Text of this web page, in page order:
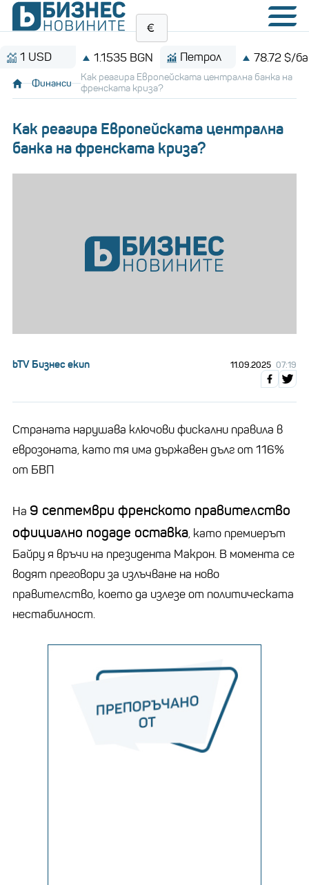
1.1535 BGN Петрол 78.72 $/барел
Финанси
Как реагира Европейската централна банка на
френската криза?
Как реагира Европейската централна
банка на френската криза?
bTV Бизнес екип 11.09.2025 07:19
Страната нарушава ключови фискални правила в
еврозоната, като тя има държавен дълг от 116%
от БВП
На 9 септември френското правителство
официално подаде оставка, като премиерът
Байру я връчи на президента Макрон. В момента се
водят преговори за излъчване на ново
правителство, което да излезе от политическата
нестабилност.